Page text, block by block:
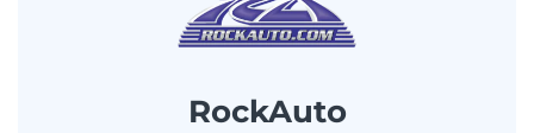
RockAuto